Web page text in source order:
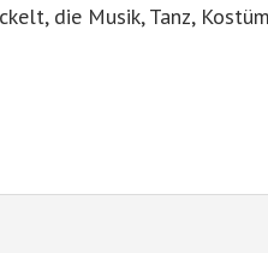
die Musik, Tanz,